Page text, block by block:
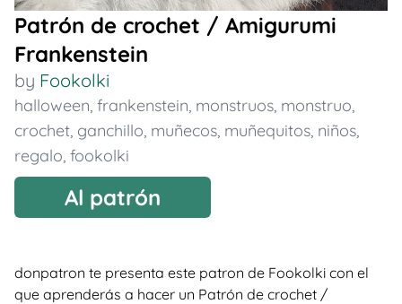
Patrón de crochet / Amigurumi
Frankenstein
by Fookolki
halloween, frankenstein, monstruos, monstruo,
crochet, ganchillo, muñecos, muñequitos, niños,
regalo, fookolki
Al patrón
donpatron te presenta este patron de Fookolki con el
que aprenderás a hacer un Patrón de crochet /